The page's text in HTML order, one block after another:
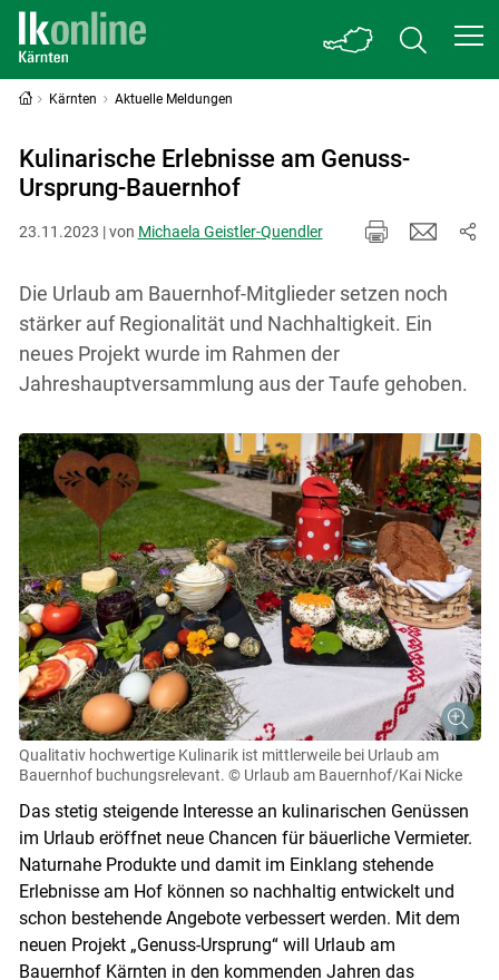
Kärnten Aktuelle Meldungen
Kulinarische Erlebnisse am Genuss-
Ursprung-Bauernhof
23.11.2023 | von Michaela Geistler-Quendler
Die Urlaub am Bauernhof-Mitglieder setzen noch
stärker auf Regionalität und Nachhaltigkeit. Ein
neues Projekt wurde im Rahmen der
Jahreshauptversammlung aus der Taufe gehoben.
Qualitativ hochwertige Kulinarik ist mittlerweile bei Urlaub am
Bauernhof buchungsrelevant. © Urlaub am Bauernhof/Kai Nicke
Das stetig steigende Interesse an kulinarischen Genüssen
im Urlaub eröffnet neue Chancen für bäuerliche Vermieter.
Naturnahe Produkte und damit im Einklang stehende
Erlebnisse am Hof können so nachhaltig entwickelt und
schon bestehende Angebote verbessert werden. Mit dem
neuen Projekt „Genuss-Ursprung“ will Urlaub am
Bauernhof Kärnten in den kommenden Jahren das